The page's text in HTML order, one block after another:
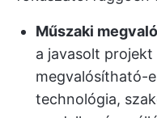
Műszaki
a javasolt
megvalósítható-
technológia,